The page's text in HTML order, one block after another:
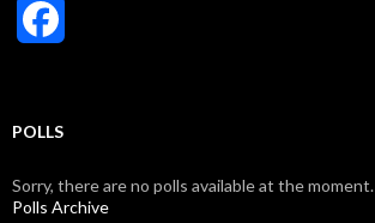
b
POLLS
Sorry, there are no polls available at the moment.
Polls Archive